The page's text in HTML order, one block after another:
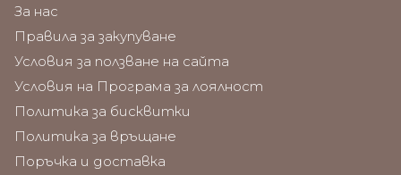
За нас
Правила за закупуване
Условия за ползване на сайта
Условия на Програма за лоялност
Политика за бисквитки
Политика за връщане
Поръчка и доставка